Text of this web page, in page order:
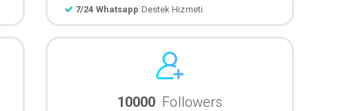
7/24 Whatsapp Destek Hizmeti
10000 Followers